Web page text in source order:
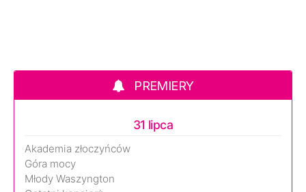
PREMIERY
31 lipca
Akademia złoczyńców
Góra mocy
Młody Waszyngton